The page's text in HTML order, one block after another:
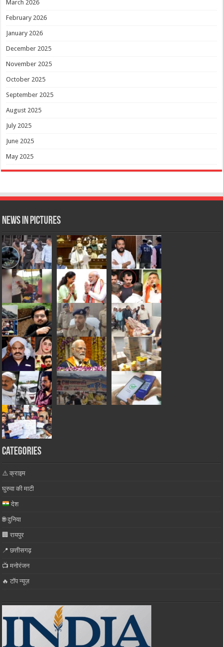
March 2026
February 2026
January 2026
December 2025
November 2025
October 2025
September 2025
August 2025
July 2025
June 2025
May 2025
News in Pictures
Categories
⚠️ क्राइम
घुरुवा की माटी
देश
🌐 दुनिया
🏢 रायपुर
📍 छत्तीसगढ़
📺 मनोरंजन
🔥 टॉप न्यूज़